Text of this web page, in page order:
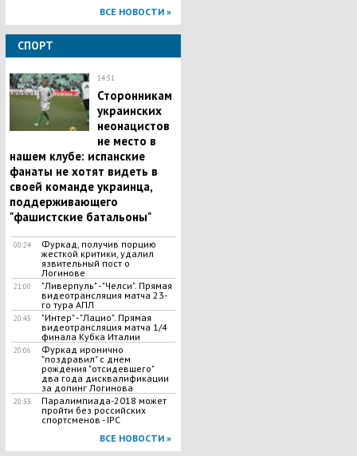
ВСЕ НОВОСТИ »
СПОРТ
14:51
Сторонникам
украинских
неонацистов
не место в
нашем клубе: испанские
фанаты не хотят видеть в
своей команде украинца,
поддерживающего
"фашистские батальоны"
00:24
Фуркад, получив порцию
жесткой критики, удалил
язвительный пост о
Логинове
21:00
"Ливерпуль" - "Челси". Прямая
видеотрансляция матча 23-
го тура АПЛ
20:45
"Интер" - "Лацио". Прямая
видеотрансляция матча 1/4
финала Кубка Италии
20:06
Фуркад иронично
"поздравил" с днем
рождения "отсидевшего"
два года дисквалификации
за допинг Логинова
20:33
Паралимпиада-2018 может
пройти без российских
спортсменов - IPC
ВСЕ НОВОСТИ »